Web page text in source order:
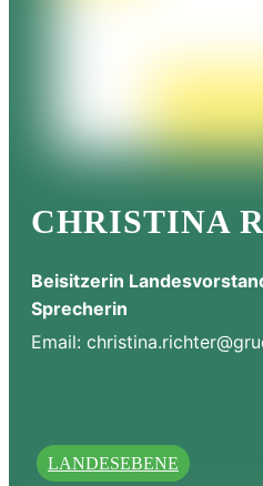
CHRISTINA
Beisitzerin
Sprecherin
Email:
LANDESEBENE